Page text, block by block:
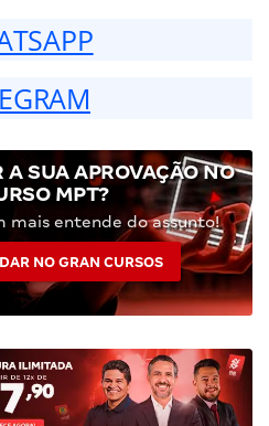
A SUA APROVAÇÃO NO
MPT?
mais entende do assunto!
NO GRAN CURSOS